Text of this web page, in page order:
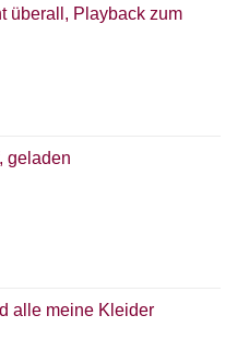
überall, Playback zum
geladen
alle meine Kleider